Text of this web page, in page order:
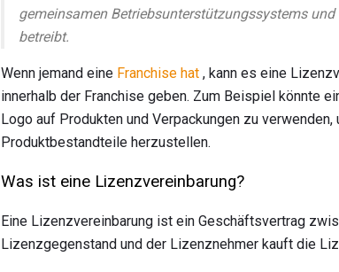
gemeinsamen Betriebsunterstützungssystems
betreibt.
Wenn jemand eine Franchise hat , kann es eine
innerhalb der Franchise geben. Zum Beispiel könnte
Logo auf Produkten und Verpackungen zu
Produktbestandteile herzustellen.
Was ist eine Lizenzvereinbarung?
Eine Lizenzvereinbarung ist ein Geschäftsvertrag
Lizenzgegenstand und der Lizenznehmer kauft die